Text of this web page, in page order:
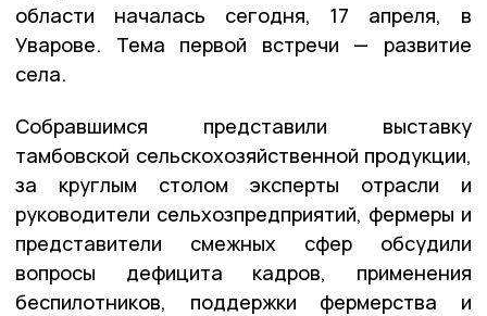
области началась сегодня, 17 апреля, в
Уварове. Тема первой встречи — развитие
села.
Собравшимся представили выставку
тамбовской сельскохозяйственной продукции,
за круглым столом эксперты отрасли и
руководители сельхозпредприятий, фермеры и
представители смежных сфер обсудили
вопросы дефицита кадров, применения
беспилотников, поддержки фермерства и